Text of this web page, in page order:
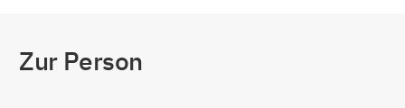
Zur Person